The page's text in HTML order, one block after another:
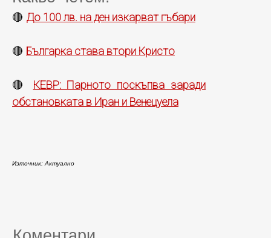
🔴 До 100 лв. на ден изкарват гъбари
🔴 Българка става втори Кристо
🔴 КЕВР: Парното поскъпва заради
обстановката в Иран и Венецуела
Източник: Актуално